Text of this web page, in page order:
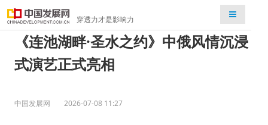
穿透力才是影响力
检索
《连池湖畔·圣水之约》中俄风情沉浸
式演艺正式亮相
中国发展网 2026-07-08 11:27